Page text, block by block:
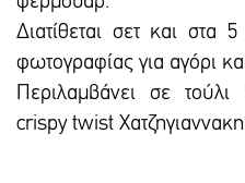
Διατίθεται σετ και στα
φωτογραφίας για αγόρι
Περιλαμβάνει σε
crispy twist